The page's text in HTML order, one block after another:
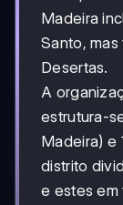
Madeira
Santo,
Desertas.
A
estrutura-
Madeira) e
distrito
e estes em